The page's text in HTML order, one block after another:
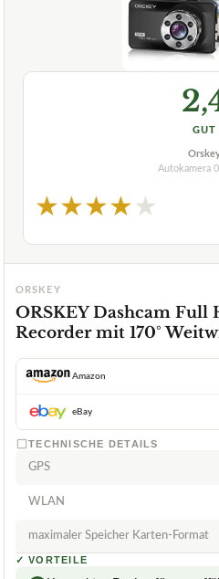
GUT
Autokamera
★★★★★
ORSKEY
ORSKEY Dashcam Full
Recorder mit 170°
Amazon
eBay
TECHNISCHE DETAILS
GPS
WLAN
maximaler Speicher Karten-Format
✓ VORTEILE